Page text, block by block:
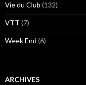
Vie du Club (132)
VTT (7)
Week End (6)
ARCHIVES